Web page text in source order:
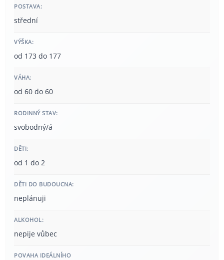
POSTAVA:
střední
VÝŠKA:
od 173 do 177
VÁHA:
od 60 do 60
RODINNÝ STAV:
svobodný/á
DĚTI:
od 1 do 2
DĚTI DO BUDOUCNA:
neplánuji
ALKOHOL:
nepije vůbec
POVAHA IDEÁLNÍHO